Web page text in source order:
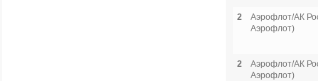
2
Аэрофлот/АК
Аэрофлот)
2
Аэрофлот/АК
Аэрофлот)